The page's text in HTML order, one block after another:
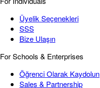
Üyelik Seçenekleri
SSS
Bize Ulaşın
For Schools & Enterprises
Öğrenci Olarak Kaydolun
Sales & Partnership